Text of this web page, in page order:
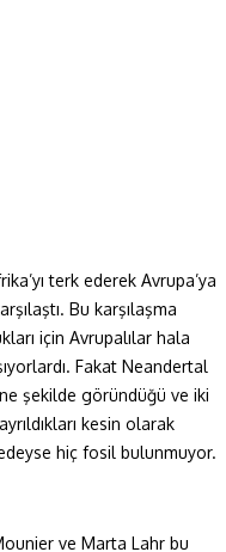
terk ederek Avrupa’ya
Bu karşılaşma
için Avrupalılar hala
Fakat Neandertal
şekilde göründüğü ve iki
kesin olarak
hiç fosil bulunmuyor.
ve Marta Lahr bu